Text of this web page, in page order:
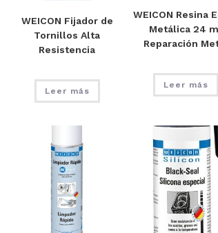
WEICON Fijador de
Tornillos Alta
Resistencia
Leer más
WEICON Resina
Metálica 24
Reparación
Leer más